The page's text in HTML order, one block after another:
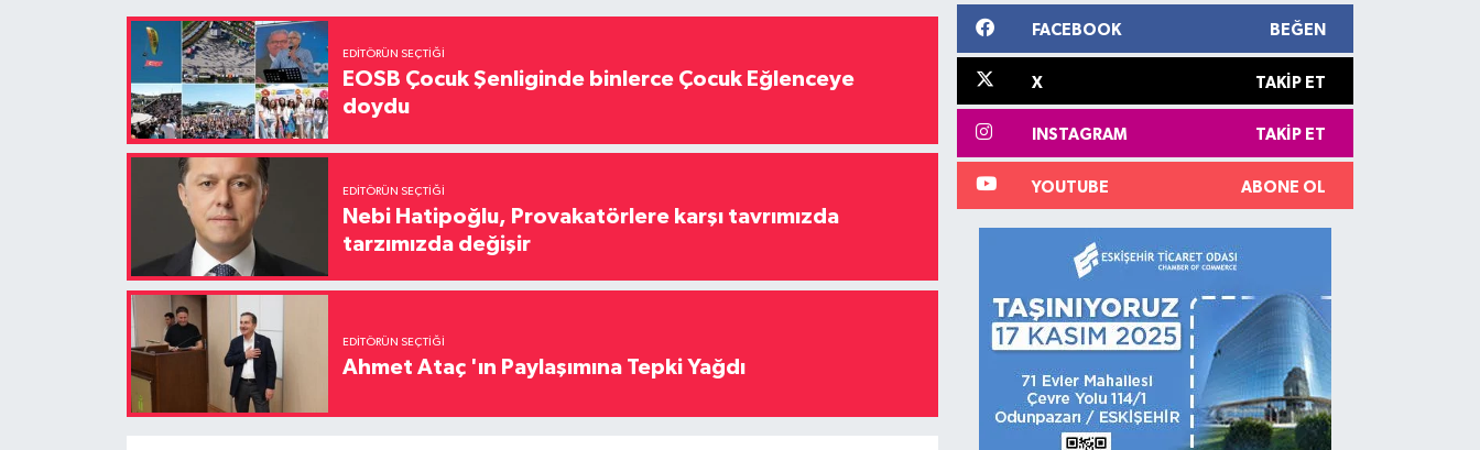
EDITÖRÜN SEÇTIĞI
EOSB Çocuk Şenliginde binlerce Çocuk Eğlenceye
doydu
EDITÖRÜN SEÇTIĞI
Nebi Hatipoğlu, Provakatörlere karşı tavrımızda
tarzımızda değişir
EDITÖRÜN SEÇTIĞI
Ahmet Ataç 'ın Paylaşımına Tepki Yağdı
FACEBOOK BEĞEN
X TAKIP ET
INSTAGRAM TAKIP ET
YOUTUBE ABONE OL